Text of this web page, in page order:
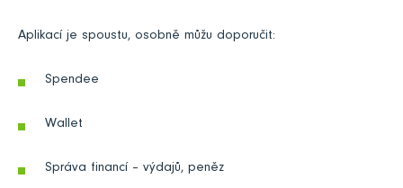
Aplikací je spoustu, osobně můžu doporučit:
Spendee
Wallet
Správa financí – výdajů, peněz